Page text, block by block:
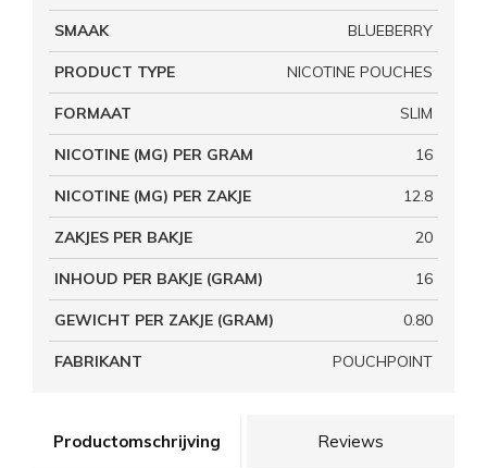
Productomschrijving Reviews
SMAAK BLUEBERRY
PRODUCT TYPE NICOTINE POUCHES
FORMAAT SLIM
NICOTINE (MG) PER GRAM 16
NICOTINE (MG) PER ZAKJE 12.8
ZAKJES PER BAKJE 20
INHOUD PER BAKJE (GRAM) 16
GEWICHT PER ZAKJE (GRAM) 0.80
FABRIKANT POUCHPOINT